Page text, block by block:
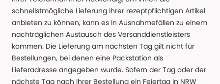
schnellstmögliche Lieferung Ihrer rezeptpflichtigen Artikel
anbieten zu können, kann es in Ausnahmefällen zu einem
nachträglichen Austausch des Versanddienstleisters
kommen. Die Lieferung am nächsten Tag gilt nicht für
Bestellungen, bei denen eine Packstation als
Lieferadresse angegeben wurde. Sofern der Tag oder der
nächste Tag nach Ihrer Bestellung ein Feiertag in NRW